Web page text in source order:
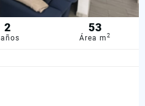
2 53
Área m2